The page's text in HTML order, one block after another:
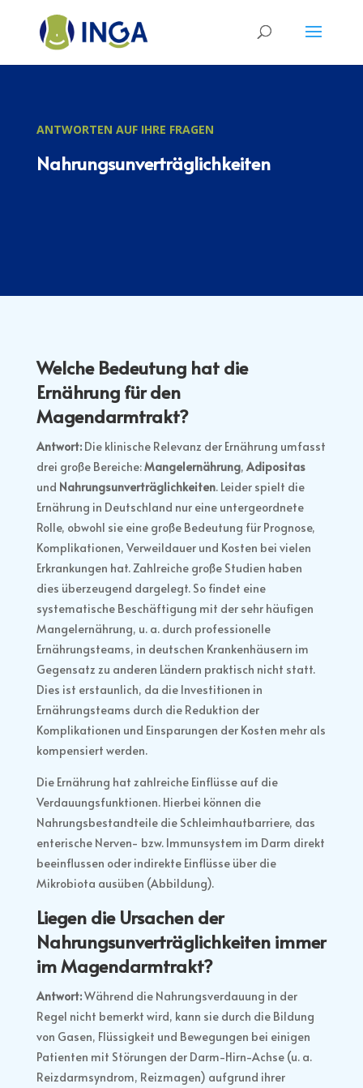
ANTWORTEN AUF IHRE FRAGEN
Nahrungsunverträglichkeiten
Welche Bedeutung hat die
Ernährung für den
Magendarmtrakt?
Antwort: Die klinische Relevanz der Ernährung umfasst
drei große Bereiche:Mangelernährung, Adipositas
und Nahrungsunverträglichkeiten. Leider spielt die
Ernährung in Deutschland nur eine untergeordnete
Rolle, obwohl sie eine große Bedeutung für Prognose,
Komplikationen, Verweildauer und Kosten bei vielen
Erkrankungen hat. Zahlreiche große Studien haben
dies überzeugend dargelegt. So findet eine
systematische Beschäftigung mit der sehr häufigen
Mangelernährung, u. a. durch professionelle
Ernährungsteams, in deutschen Krankenhäusern im
Gegensatz zu anderen Ländern praktisch nicht statt.
Dies ist erstaunlich, da die Investitionen in
Ernährungsteams durch die Reduktion der
Komplikationen und Einsparungen der Kosten mehr als
kompensiert werden.
Die Ernährung hat zahlreiche Einflüsse auf die
Verdauungsfunktionen. Hierbei können die
Nahrungsbestandteile die Schleimhautbarriere, das
enterische Nerven- bzw. Immunsystem im Darm direkt
beeinflussen oder indirekte Einflüsse über die
Mikrobiota ausüben (Abbildung).
Liegen die Ursachen der
Nahrungsunverträglichkeiten immer
im Magendarmtrakt?
Antwort:Während die Nahrungsverdauung in der
Regel nicht bemerkt wird, kann sie durch die Bildung
von Gasen, Flüssigkeit und Bewegungen bei einigen
Patienten mit Störungen der Darm-Hirn-Achse (u. a.
Reizdarmsyndrom, Reizmagen) aufgrund ihrer